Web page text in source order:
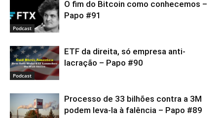
Podcast
O fim do Bitcoin como conhecemos –
Papo #91
Podcast
ETF da direita, só empresa anti-
lacração – Papo #90
Processo de 33 bilhões contra a 3M
podem leva-la à falência – Papo #89